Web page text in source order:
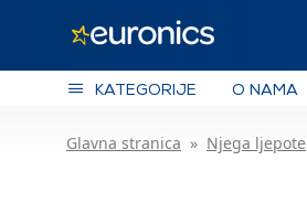
KATEGORIJE O NAMA
Glavna stranica Njega ljepote